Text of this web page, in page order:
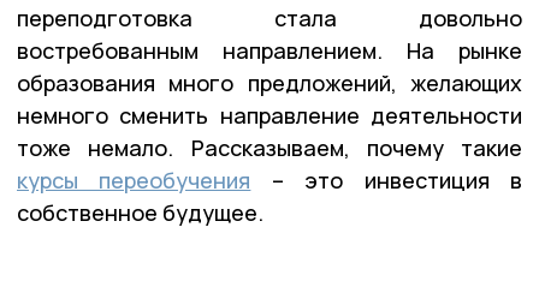
переподготовка стала довольно
востребованным направлением. На рынке
образования много предложений, желающих
немного сменить направление деятельности
тоже немало. Рассказываем, почему такие
курсы переобучения – это инвестиция в
собственное будущее.